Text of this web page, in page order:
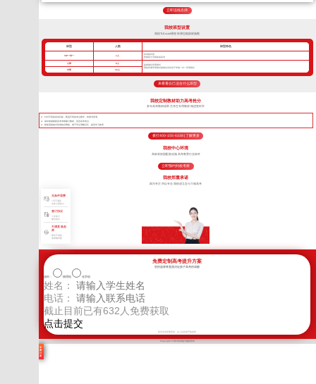
立即连线名师
我校班型设置
我校TLEscort课程 班课也能因材施教
班型 人数 班型特色
VIP一对一 1人
高考核武器
把握每寸光阴备战高考
小班 8人
超精细化管理模式
我校班课管理模式精细化管控优于常规一对一管理模式
中班 16人
来看看自己适合什么班型
我校定制教材助力高考抢分
多年高考教研成果 艺考生专用教材 精进更科学
针对不同的高考目标，甄选不同的考点教学，将厚书变薄。
每年根据最新高考考纲修订教材，直击高考考点
狠抓基础知识形成知识网络，便于学生理解记忆，提高学习效率
拨打400-155-6338 | 了解更多
我校中心环境
高标准校园配套设施 高考教育行业标杆
立即预约到校考察
我校郑重承诺
因为专注 所以专业 我校成立至今只做高考
无条件退费
7天不满意
交多少退多少
签订协议
入学签订
辅导协议
不满意 换老
师
教学不满意
老师随时换
免费定制高考提升方案
您的选择将直接决定孩子高考的成败
选科： 物理组 化学组
姓名：
电话：
截止目前已有632人免费获取
新学高考郑重承诺，以上信息将严格保密
Copyright © 四川高考提分版权所有
学
费
计
算